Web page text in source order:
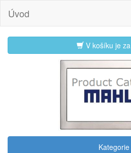
Úvod
V košíku je za
Kategorie